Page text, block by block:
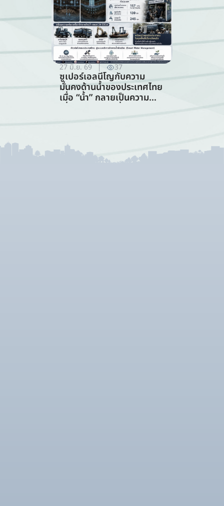
27 มิ.ย. 69 37
ซูเปอร์เอลนีโญกับความ
มั่นคงด้านน้ำของประเทศไทย
เมื่อ “น้ำ” กลายเป็นความ